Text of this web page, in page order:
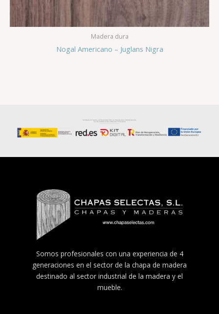
Madera dura
Nogal Americano – Juglans Nigra
Somos profesionales con una experiencia de 4
generaciones en el sector de la chapa de madera
destinado al sector industrial de la madera y el
mueble.